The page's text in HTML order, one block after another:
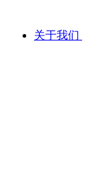
关于我们